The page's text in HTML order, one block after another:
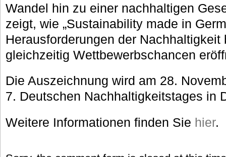
Wandel hin zu einer nachhaltigen
zeigt, wie „Sustainability made in
Herausforderungen der Nachhaltigkeit
gleichzeitig Wettbewerbschancen
Die Auszeichnung wird am 28.
7. Deutschen Nachhaltigkeitstages in
Weitere Informationen finden Sie hier.